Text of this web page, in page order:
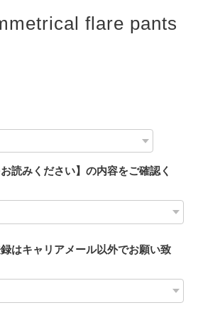
flare pants
読みください】の内容をご確認く
はキャリアメール以外でお願い致